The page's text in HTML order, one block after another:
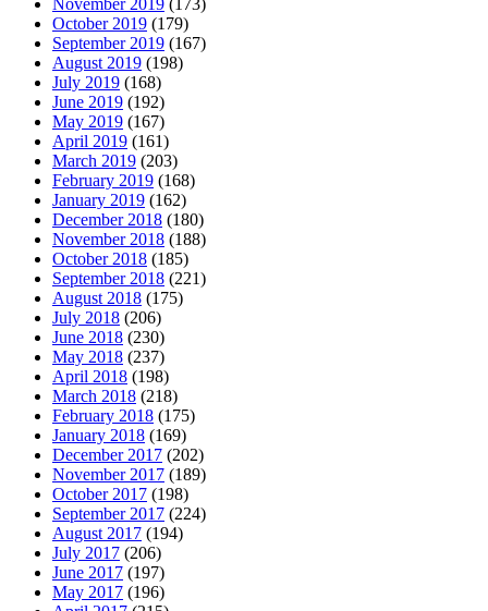
November 2019 (173)
October 2019 (179)
September 2019 (167)
August 2019 (198)
July 2019 (168)
June 2019 (192)
May 2019 (167)
April 2019 (161)
March 2019 (203)
February 2019 (168)
January 2019 (162)
December 2018 (180)
November 2018 (188)
October 2018 (185)
September 2018 (221)
August 2018 (175)
July 2018 (206)
June 2018 (230)
May 2018 (237)
April 2018 (198)
March 2018 (218)
February 2018 (175)
January 2018 (169)
December 2017 (202)
November 2017 (189)
October 2017 (198)
September 2017 (224)
August 2017 (194)
July 2017 (206)
June 2017 (197)
May 2017 (196)